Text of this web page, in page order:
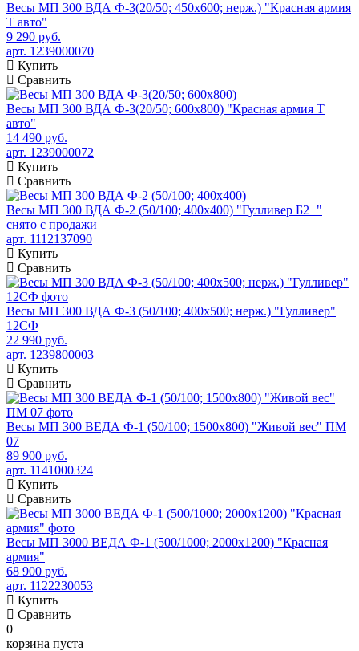
Весы МП 300 ВДА Ф-3(20/50; 450х600; нерж.) "Красная армия
Т авто"
9 290 руб.
арт. 1239000070
Купить
Сравнить
Весы МП 300 ВДА Ф-3(20/50; 600х800) "Красная армия Т
авто"
14 490 руб.
арт. 1239000072
Купить
Сравнить
Весы МП 300 ВДА Ф-2 (50/100; 400х400) "Гулливер Б2+"
снято с продажи
арт. 1112137090
Купить
Сравнить
Весы МП 300 ВДА Ф-3 (50/100; 400х500; нерж.) "Гулливер"
12СФ
22 990 руб.
арт. 1239800003
Купить
Сравнить
Весы МП 300 ВЕДА Ф-1 (50/100; 1500х800) "Живой вес" ПМ
07
89 900 руб.
арт. 1141000324
Купить
Сравнить
Весы МП 3000 ВЕДА Ф-1 (500/1000; 2000х1200) "Красная
армия"
68 900 руб.
арт. 1122230053
Купить
Сравнить
0
корзина пуста